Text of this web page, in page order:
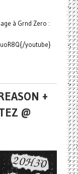
à Grnd Zero :
youtube}
+
@